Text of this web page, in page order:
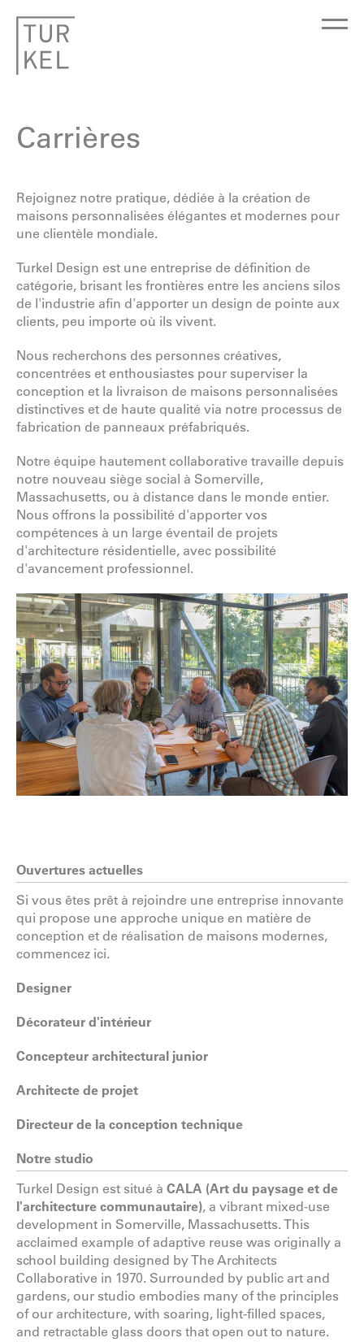
Carrières
Rejoignez notre pratique, dédiée à la création de
maisons personnalisées élégantes et modernes pour
une clientèle mondiale.
Turkel Design est une entreprise de définition de
catégorie, brisant les frontières entre les anciens silos
de l'industrie afin d'apporter un design de pointe aux
clients, peu importe où ils vivent.
Nous recherchons des personnes créatives,
concentrées et enthousiastes pour superviser la
conception et la livraison de maisons personnalisées
distinctives et de haute qualité via notre processus de
fabrication de panneaux préfabriqués.
Notre équipe hautement collaborative travaille depuis
notre nouveau siège social à Somerville,
Massachusetts, ou à distance dans le monde entier.
Nous offrons la possibilité d'apporter vos
compétences à un large éventail de projets
d'architecture résidentielle, avec possibilité
d'avancement professionnel.
Ouvertures actuelles
Si vous êtes prêt à rejoindre une entreprise innovante
qui propose une approche unique en matière de
conception et de réalisation de maisons modernes,
commencez ici.
Designer
Décorateur d'intérieur
Concepteur architectural junior
Architecte de projet
Directeur de la conception technique
Notre studio
Turkel Design est situé à CALA (Art du paysage et de
l'architecture communautaire), a vibrant mixed-use
development in Somerville, Massachusetts. This
acclaimed example of adaptive reuse was originally a
school building designed by The Architects
Collaborative in 1970. Surrounded by public art and
gardens, our studio embodies many of the principles
of our architecture, with soaring, light-filled spaces,
and retractable glass doors that open out to nature.